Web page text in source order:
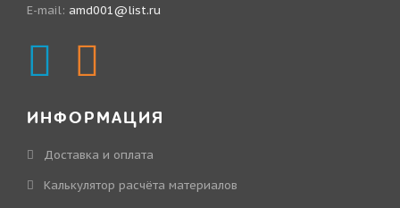
E-mail: amd001@list.ru
ИНФОРМАЦИЯ
Доставка и оплата
Калькулятор расчёта материалов